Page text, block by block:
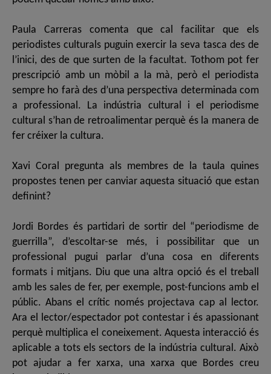
Paula Carreras comenta que cal facilitar que els
periodistes culturals puguin exercir la seva tasca des de
l’inici, des de que surten de la facultat. Tothom pot fer
prescripció amb un mòbil a la mà, però el periodista
sempre ho farà des d’una perspectiva determinada com
a professional. La indústria cultural i el periodisme
cultural s’han de retroalimentar perquè és la manera de
fer créixer la cultura.
Xavi Coral pregunta als membres de la taula quines
propostes tenen per canviar aquesta situació que estan
definint?
Jordi Bordes és partidari de sortir del “periodisme de
guerrilla”, d’escoltar-se més, i possibilitar que un
professional pugui parlar d’una cosa en diferents
formats i mitjans. Diu que una altra opció és el treball
amb les sales de fer, per exemple, post-funcions amb el
públic. Abans el crític només projectava cap al lector.
Ara el lector/espectador pot contestar i és apassionant
perquè multiplica el coneixement. Aquesta interacció és
aplicable a tots els sectors de la indústria cultural. Això
pot ajudar a fer xarxa, una xarxa que Bordes creu